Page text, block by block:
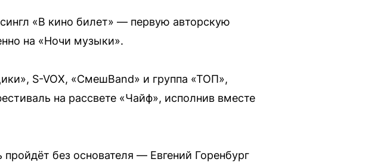
«В кино билет» — первую авторскую
на «Ночи музыки».
S-VOX, «СмешBand» и группа «ТОП»,
на рассвете «Чайф», исполнив вместе
без основателя — Евгений Горенбург